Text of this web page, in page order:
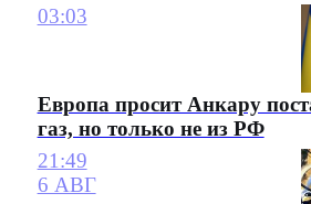
03:03
Европа просит Анкару
газ, но только не из РФ
21:49
6 АВГ